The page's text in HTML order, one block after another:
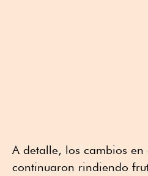
A detalle, los cambios en
continuaron rindiendo